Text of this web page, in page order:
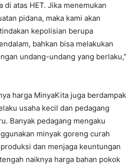
di atas HET. Jika menemukan
pidana, maka kami akan
kepolisian berupa
bahkan bisa melakukan
undang-undang yang berlaku,”
harga MinyaKita juga berdampak
usaha kecil dan pedagang
Banyak pedagang mengaku
minyak goreng curah
dan menjaga keuntungan
naiknya harga bahan pokok